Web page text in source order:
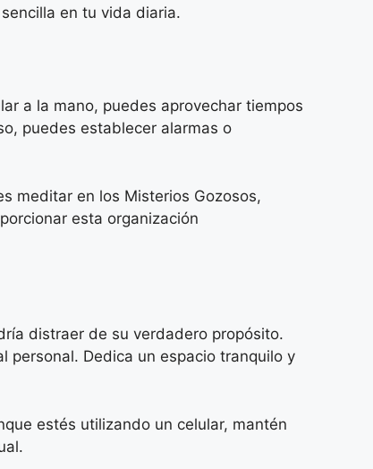
en tu vida diaria.
a la mano, puedes aprovechar tiempos
puedes establecer alarmas o
meditar en los Misterios Gozosos,
esta organización
distraer de su verdadero propósito.
personal. Dedica un espacio tranquilo y
estés utilizando un celular, mantén